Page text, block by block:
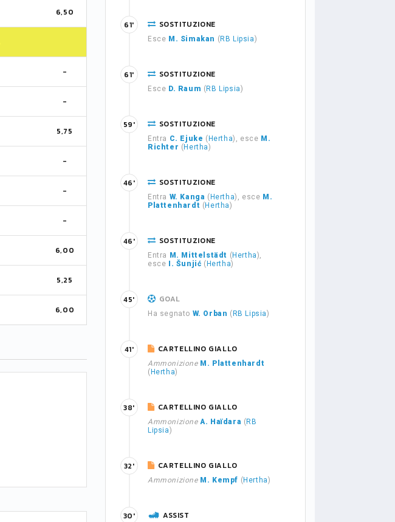
6,50
-
-
5,75
-
-
-
6,00
5,25
6,00
SOSTITUZIONE
Esce M. Simakan ( RB Lipsia)
61'
SOSTITUZIONE
Esce D. Raum ( RB Lipsia)
61'
SOSTITUZIONE
Entra C. Ejuke ( Hertha), esce M.
Richter ( Hertha)
59'
SOSTITUZIONE
Entra W. Kanga ( Hertha), esce M.
Plattenhardt ( Hertha)
46'
SOSTITUZIONE
Entra M. Mittelstädt ( Hertha),
esce
I. Šunjić ( Hertha)
46'
GOAL
Ha segnato W. Orban ( RB Lipsia)
45'
CARTELLINO GIALLO
Ammonizione M. Plattenhardt
( Hertha)
41'
CARTELLINO GIALLO
Ammonizione A. Haïdara ( RB
Lipsia)
38'
CARTELLINO GIALLO
Ammonizione M. Kempf ( Hertha)
32'
ASSIST
30'